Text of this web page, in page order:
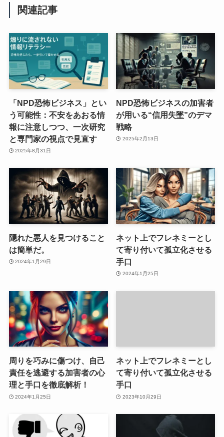
関連記事
「NPD恐怖ビジネス」とい
う可能性：不安をあおる情
報に注意しつつ、一次研究
と専門家の視点で見直す
2025年8月31日
NPD恐怖ビジネスの加害者
が用いる“信用失墜”のデマ
戦略
2025年2月13日
隠れた悪人を見つけること
は簡単だ。
2024年1月29日
ネット上でフレネミーとし
て寄り付いて孤立化させる
手口
2024年1月25日
周りを巧みに傷つけ、自己
責任を逃避する加害者の心
理と手口を徹底解析！
2024年1月25日
ネット上でフレネミーとし
て寄り付いて孤立化させる
手口
2023年10月29日